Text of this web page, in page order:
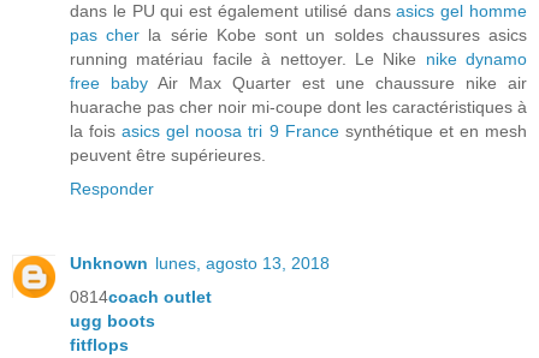
dans le PU qui est également utilisé dansasics gel homme
pas cher la série Kobe sont un soldes chaussures asics
running matériau facile à nettoyer. Le Nike nike dynamo
free baby Air Max Quarter est une chaussure nike air
huarache pas cher noir mi-coupe dont les caractéristiques à
la foisasics gel noosa tri 9 Francesynthétique et en mesh
peuvent être supérieures.
Responder
Unknown lunes, agosto 13, 2018
0814coach outlet
ugg boots
fitflops